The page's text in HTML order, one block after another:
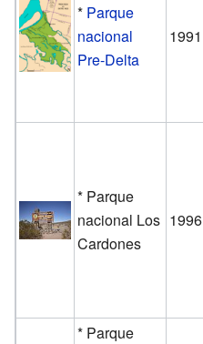
* Parque
nacional
Pre-Delta
1991
* Parque
nacional Los
Cardones
1996
* Parque